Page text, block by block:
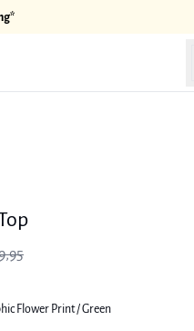
Flower Print / Green